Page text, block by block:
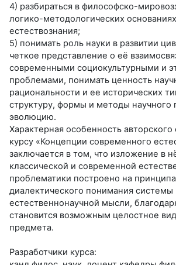
4) разбираться в философско-
логико-методологических
естествознания;
5) понимать роль науки в развитии
четкое представление о её
современными социокультурными и
проблемами, понимать ценность
рациональности и ее исторических
структуру, формы и методы научного
эволюцию.
Характерная особенность
курсу «Концепции современного
заключается в том, что изложение в
классической и современной
проблематики построено на
диалектического понимания
естественнонаучной мысли,
становится возможным целостное
предмета.
Разработчики курса: